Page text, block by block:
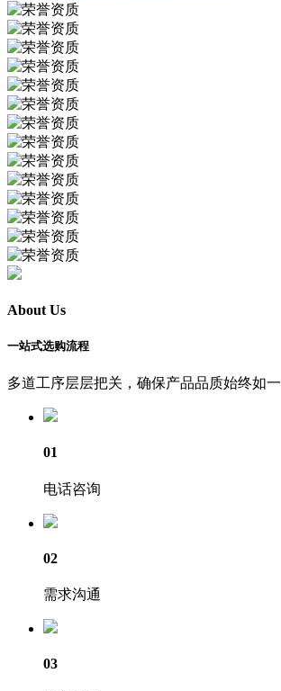
About Us
一站式选购流程
多道工序层层把关，确保产品品质始终如一
01
电话咨询
02
需求沟通
03